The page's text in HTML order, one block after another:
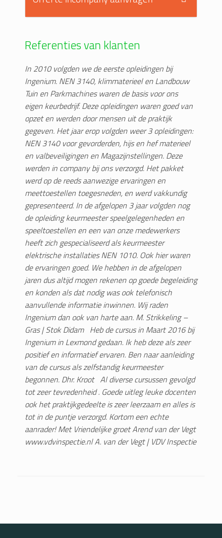
Referenties van klanten
In 2010 volgden we de eerste opleidingen bij
Ingenium. NEN 3140, klimmaterieel en Landbouw
Tuin en Parkmachines waren de basis voor ons
eigen keurbedrijf. Deze opleidingen waren goed van
opzet en werden door mensen uit de praktijk
gegeven. Het jaar erop volgden weer 3 opleidingen:
NEN 3140 voor gevorderden, hijs en hef materieel
en valbeveiligingen en Magazijnstellingen. Deze
werden in company bij ons verzorgd. Het pakket
werd op de reeds aanwezige ervaringen en
meettoestellen toegesneden, en werd vakkundig
gepresenteerd. In de afgelopen 3 jaar volgden nog
de opleiding keurmeester speelgelegenheden en
speeltoestellen en een van onze medewerkers
heeft zich gespecialiseerd als keurmeester
elektrische installaties NEN 1010. Ook hier waren
de ervaringen goed. We hebben in de afgelopen
jaren dus altijd mogen rekenen op goede begeleiding
en konden als dat nodig was ook telefonisch
aanvullende informatie inwinnen. Wij raden
Ingenium dan ook van harte aan. M. Strikkeling –
Gras | Stok Didam Heb de cursus in Maart 2016 bij
Ingenium in Lexmond gedaan. Ik heb deze als zeer
positief en informatief ervaren. Ben naar aanleiding
van de cursus als zelfstandig keurmeester
begonnen. Dhr. Kroot Al diverse cursussen gevolgd
tot zeer tevredenheid . Goede uitleg leuke docenten
ook het praktijkgedeelte is zeer leerzaam en alles is
tot in de puntje verzorgd. Kortom een echte
aanrader! Met Vriendelijke groet Arend van der Vegt
www.vdvinspectie.nlA. van der Vegt | VDV Inspectie